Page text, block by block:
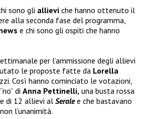
sono gli allievi che hanno ottenuto il
alla seconda fase del programma,
e chi sono gli ospiti che hanno
per l’ammissione degli allievi
le proposte fatte da Lorella
Così hanno cominciato le votazioni,
di Anna Pettinelli, una busta rossa
di 12 allievi al Seralee che bastavano
l’unanimità.